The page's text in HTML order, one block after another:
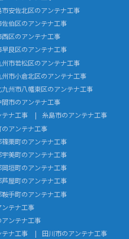
市安佐北区のアンテナ工事
佐伯区のアンテナ工事
西区のアンテナ工事
早良区のアンテナ工事
州市若松区のアンテナ工事
州市小倉北区のアンテナ工事
九州市八幡東区のアンテナ工事
間市のアンテナ工事
ナ工事
糸島市のアンテナ工事
アンテナ工事
篠栗町のアンテナ工事
宇美町のアンテナ工事
岡垣町のアンテナ工事
芦屋町のアンテナ工事
鞍手町のアンテナ工事
テナ工事
ンテナ工事
テナ工事
田川市のアンテナ工事